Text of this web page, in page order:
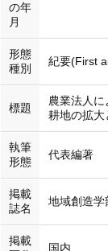
の年
月
形態
種別
紀要(First
標題
農業法人
耕地の拡大
執筆
形態
代表編著
掲載
誌名
地域創造学
掲載
国内